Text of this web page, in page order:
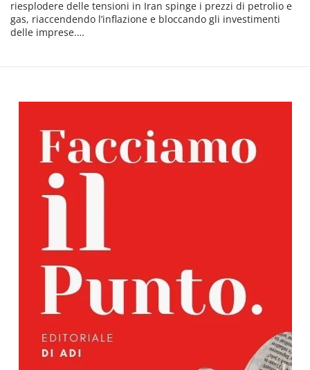
riesplodere delle tensioni in Iran spinge i prezzi di petrolio e
gas, riaccendendo l’inflazione e bloccando gli investimenti
delle imprese.…